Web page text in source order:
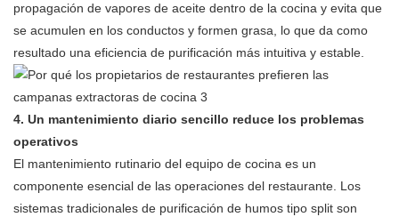
propagación de vapores de aceite dentro de la cocina y evita que
se acumulen en los conductos y formen grasa, lo que da como
resultado una eficiencia de purificación más intuitiva y estable.
4. Un mantenimiento diario sencillo reduce los problemas
operativos
El mantenimiento rutinario del equipo de cocina es un
componente esencial de las operaciones del restaurante. Los
sistemas tradicionales de purificación de humos tipo split son